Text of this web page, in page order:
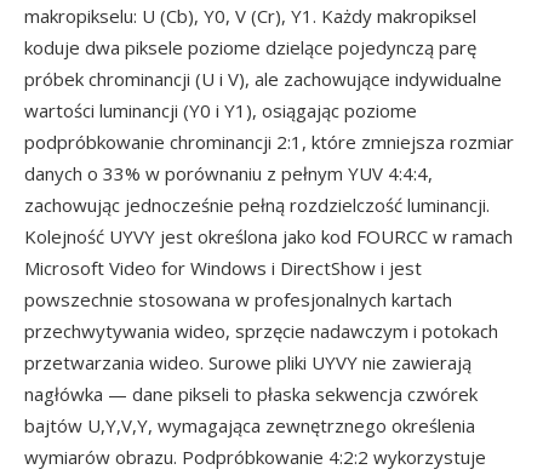
makropikselu: U (Cb), Y0, V (Cr), Y1. Każdy makropiksel
koduje dwa piksele poziome dzielące pojedynczą parę
próbek chrominancji (U i V), ale zachowujące indywidualne
wartości luminancji (Y0 i Y1), osiągając poziome
podpróbkowanie chrominancji 2:1, które zmniejsza rozmiar
danych o 33% w porównaniu z pełnym YUV 4:4:4,
zachowując jednocześnie pełną rozdzielczość luminancji.
Kolejność UYVY jest określona jako kod FOURCC w ramach
Microsoft Video for Windows i DirectShow i jest
powszechnie stosowana w profesjonalnych kartach
przechwytywania wideo, sprzęcie nadawczym i potokach
przetwarzania wideo. Surowe pliki UYVY nie zawierają
nagłówka — dane pikseli to płaska sekwencja czwórek
bajtów U,Y,V,Y, wymagająca zewnętrznego określenia
wymiarów obrazu. Podpróbkowanie 4:2:2 wykorzystuje